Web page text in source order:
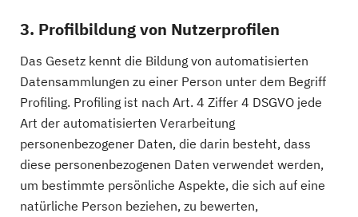
3. Profilbildung von Nutzerprofilen
Das Gesetz kennt die Bildung von automatisierten
Datensammlungen zu einer Person unter dem Begriff
Profiling. Profiling ist nach Art. 4 Ziffer 4 DSGVO jede
Art der automatisierten Verarbeitung
personenbezogener Daten, die darin besteht, dass
diese personenbezogenen Daten verwendet werden,
um bestimmte persönliche Aspekte, die sich auf eine
natürliche Person beziehen, zu bewerten,